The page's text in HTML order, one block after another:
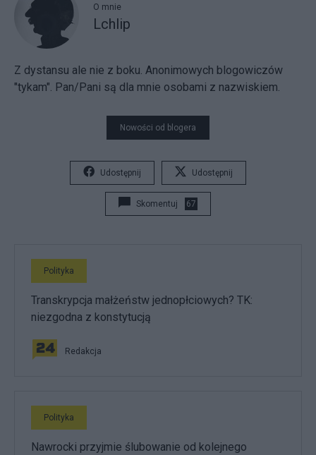
O mnie
Lchlip
Z dystansu ale nie z boku. Anonimowych blogowiczów
"tykam". Pan/Pani są dla mnie osobami z nazwiskiem.
Nowości od blogera
Udostępnij Udostępnij
Skomentuj 67
Polityka
Transkrypcja małżeństw jednopłciowych? TK:
niezgodna z konstytucją
Redakcja
Polityka
Nawrocki przyjmie ślubowanie od kolejnego